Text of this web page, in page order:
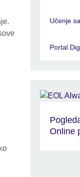
Učenje
Portal
Online